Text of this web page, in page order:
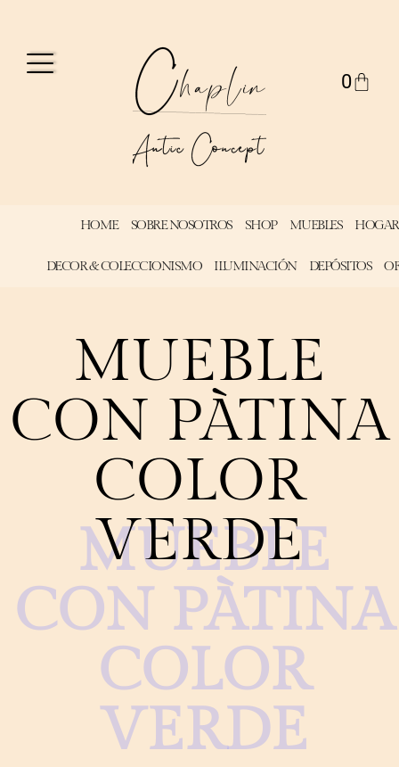
0
HOME SOBRE NOSOTROS SHOP MUEBLES HOGAR
DECOR & COLECCIONISMO ILUMINACIÓN DEPÓSITOS
MUEBLE
CON PÀTINA
COLOR
VERDE
MUEBLE
CON PÀTINA
COLOR
VERDE